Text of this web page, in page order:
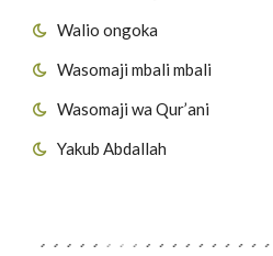
Walio ongoka
Wasomaji mbali mbali
Wasomaji wa Qur’ani
Yakub Abdallah